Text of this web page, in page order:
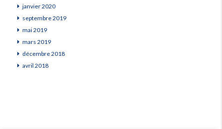
janvier 2020
septembre 2019
mai 2019
mars 2019
décembre 2018
avril 2018